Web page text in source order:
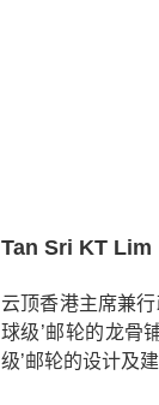
Tan Sri KT Lim
云顶香港主席兼
球级’邮轮的龙骨
级’邮轮的设计及